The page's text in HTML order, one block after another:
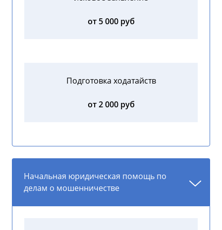
от 5 000 руб
Подготовка ходатайств
от 2 000 руб
Начальная юридическая помощь по
делам о мошенничестве